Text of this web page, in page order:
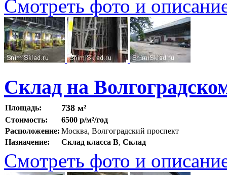
Смотреть фото и
Склад на
Площадь: 738 м²
Стоимость:
6500 р/м²/год
Расположение: Москва, Волгоградский проспект
Назначение:
Склад класса B, Склад
Смотреть фото и